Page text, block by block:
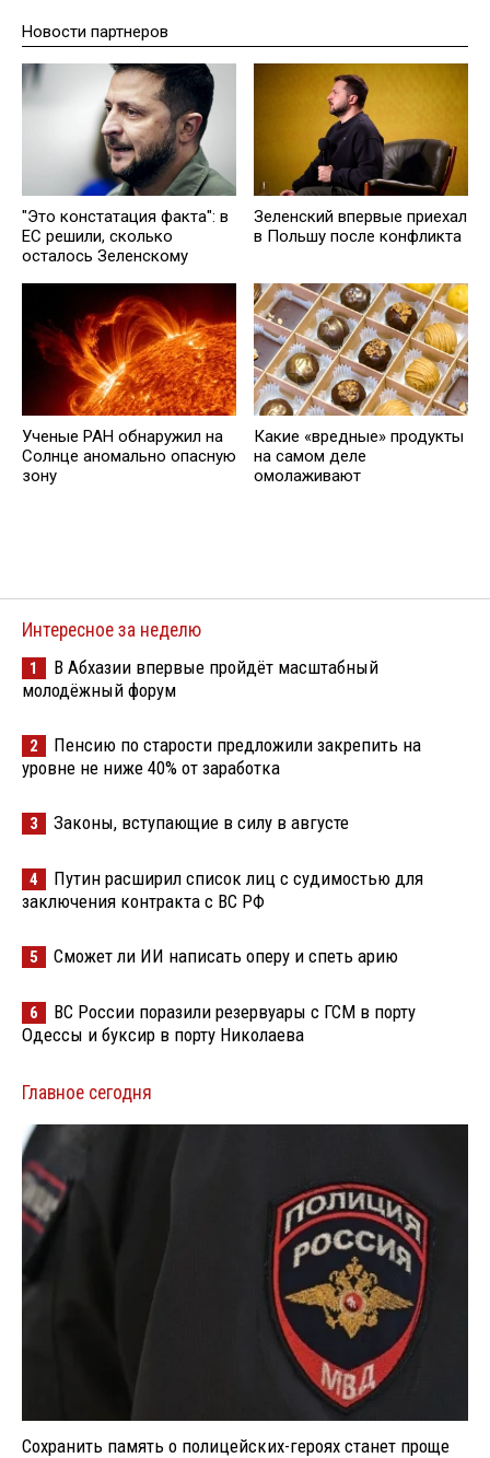
Новости партнеров
"Это констатация факта": в
ЕС решили, сколько
осталось Зеленскому
Зеленский впервые приехал
в Польшу после конфликта
Ученые РАН обнаружил на
Солнце аномально опасную
зону
Какие «вредные» продукты
на самом деле
омолаживают
Интересное за неделю
1
В Абхазии впервые пройдёт масштабный
молодёжный форум
2
Пенсию по старости предложили закрепить на
уровне не ниже 40% от заработка
3 Законы, вступающие в силу в августе
4
Путин расширил список лиц с судимостью для
заключения контракта с ВС РФ
5 Сможет ли ИИ написать оперу и спеть арию
6
ВС России поразили резервуары с ГСМ в порту
Одессы и буксир в порту Николаева
Главное сегодня
Сохранить память о полицейских-героях станет проще